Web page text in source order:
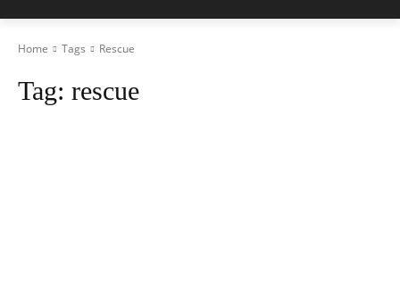
Home Tags Rescue
Tag: rescue